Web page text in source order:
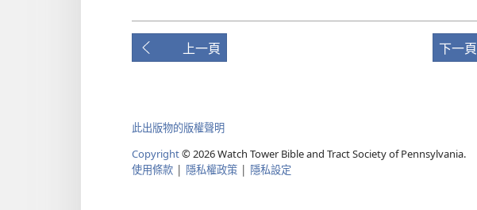
上一頁 下一頁
此出版物的版權聲明
Copyright© 2026Watch Tower Bible and Tract Society of Pennsylvania.
使用條款 | 隱私權政策 | 隱私設定